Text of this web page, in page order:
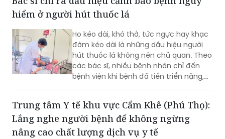
Ho kéo dài, khó thở, tức ngực hay khạc
đờm kéo dài là những dấu hiệu người
hút thuốc lá không nên chủ quan. Theo
các bác sĩ, nhiều bệnh nhân chỉ đến
bệnh viện khi bệnh đã tiến triển nặng,
trong khi phần lớn các bệnh lý hô hấp
nguy hiểm như bệnh phổi tắc nghẽn
mạn tính (COPD), viêm phế quản mạn
việc hút thuốc lá hoặc thường xuyên
tiếp xúc với khói thuốc.
Trung tâm Y tế khu vực Cẩm Khê (Phú Thọ):
nâng cao chất lượng dịch vụ y tế
Việc lấy ý kiến người bệnh không chỉ là
hoạt động thường xuyên nhằm đánh